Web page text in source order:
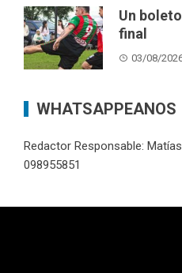
Un
final
03/08/
WHATSAPPEANOS
Redactor Responsable:
098955851